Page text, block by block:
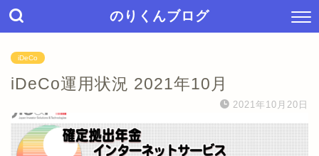
のりくんブログ
iDeCo
iDeCo運用状況 2021年10月
2021年10月20日